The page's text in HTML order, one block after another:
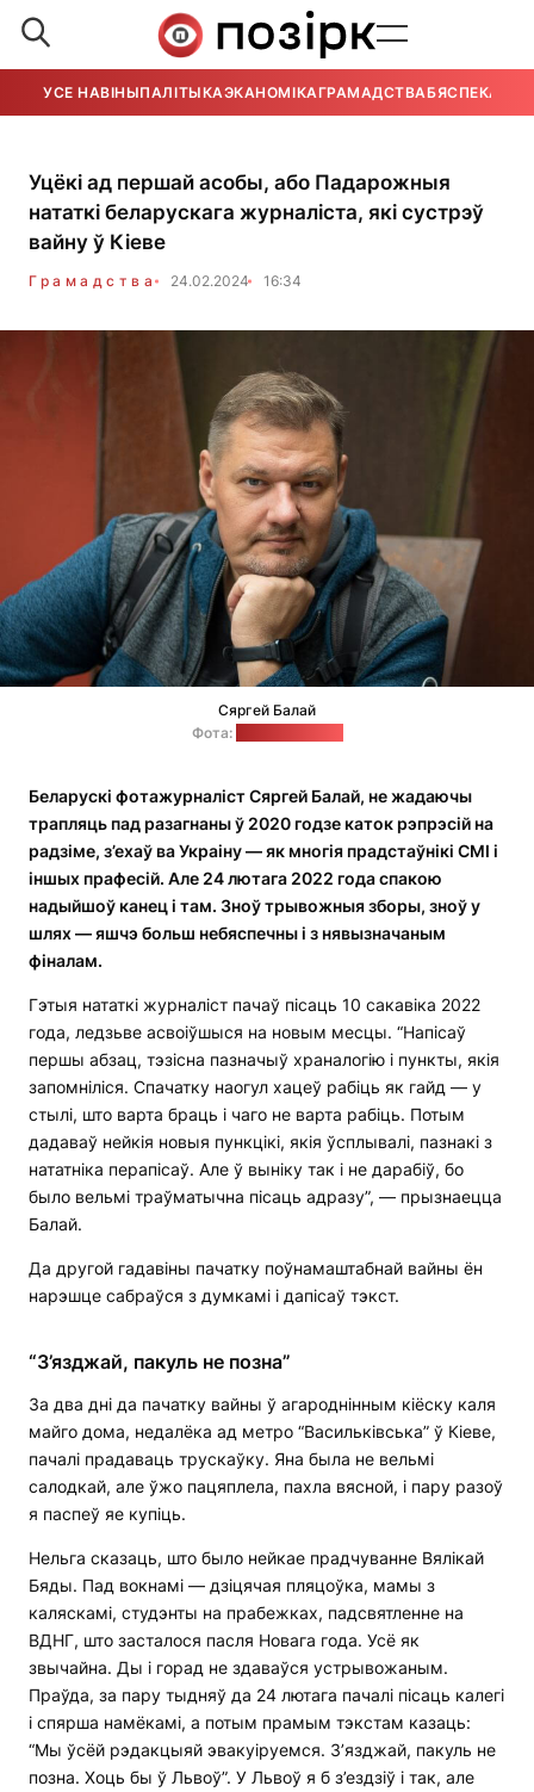
УСЕ НАВІНЫПАЛІТЫКАЭКАНОМІКАГРАМАДСТВАБЯСПЕКА
Уцёкі ад першай асобы, або Падарожныя
нататкі беларускага журналіста, які сустрэў
вайну ў Кіеве
Грамадства 24.02.2024 16:34
Сяргей Балай
Фота:
Беларускі фотажурналіст Сяргей Балай, не жадаючы
трапляць пад разагнаны ў 2020 годзе каток рэпрэсій на
радзіме, з’ехаў ва Украіну — як многія прадстаўнікі СМІ і
іншых прафесій. Але 24 лютага 2022 года спакою
надыйшоў канец і там. Зноў трывожныя зборы, зноў у
шлях — яшчэ больш небяспечны і з нявызначаным
фіналам.
Гэтыя нататкі журналіст пачаў пісаць 10 сакавіка 2022
года, ледзьве асвоіўшыся на новым месцы. “Напісаў
першы абзац, тэзісна пазначыў храналогію і пункты, якія
запомніліся. Спачатку наогул хацеў рабіць як гайд — у
стылі, што варта браць і чаго не варта рабіць. Потым
дадаваў нейкія новыя пункцікі, якія ўсплывалі, пазнакі з
нататніка перапісаў. Але ў выніку так і не дарабіў, бо
было вельмі траўматычна пісаць адразу”, — прызнаецца
Балай.
Да другой гадавіны пачатку поўнамаштабнай вайны ён
нарэшце сабраўся з думкамі і дапісаў тэкст.
“З’язджай, пакуль не позна”
За два дні да пачатку вайны ў агароднінным кіёску каля
майго дома, недалёка ад метро “Васильківська” ў Кіеве,
пачалі прадаваць трускаўку. Яна была не вельмі
салодкай, але ўжо пацяплела, пахла вясной, і пару разоў
я паспеў яе купіць.
Нельга сказаць, што было нейкае прадчуванне Вялікай
Бяды. Пад вокнамі — дзіцячая пляцоўка, мамы з
каляскамі, студэнты на прабежках, падсвятленне на
ВДНГ, што засталося пасля Новага года. Усё як
звычайна. Ды і горад не здаваўся устрывожаным.
Праўда, за пару тыдняў да 24 лютага пачалі пісаць калегі
і спярша намёкамі, а потым прамым тэкстам казаць:
“Мы ўсёй рэдакцыяй эвакуіруемся. З’язджай, пакуль не
позна. Хоць бы ў Львоў”. У Львоў я б з’ездзіў і так, але